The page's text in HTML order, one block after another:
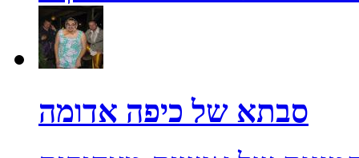
סבתא של כיפה אדומה